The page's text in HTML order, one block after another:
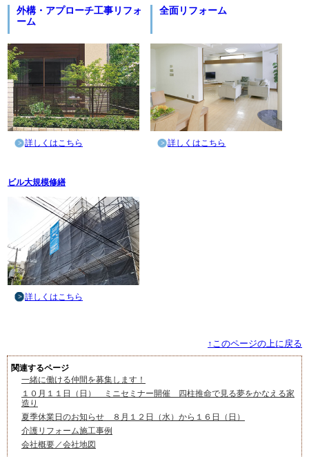
外構・アプローチ工事リフォ
ーム
詳しくはこちら
全面リフォーム
詳しくはこちら
ビル大規模修繕
詳しくはこちら
↑このページの上に戻る
関連するページ
一緒に働ける仲間を募集します！
１０月１１日（日） ミニセミナー開催 四柱推命で見る夢をかなえる家
造り
夏季休業日のお知らせ ８月１２日（水）から１６日（日）
介護リフォーム施工事例
会社概要／会社地図